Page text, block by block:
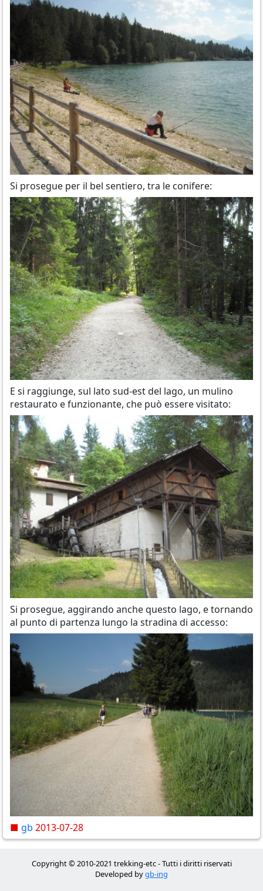
Si prosegue per il bel sentiero, tra le conifere:
E si raggiunge, sul lato sud-est del lago, un mulino
restaurato e funzionante, che può essere visitato:
Si prosegue, aggirando anche questo lago, e tornando
al punto di partenza lungo la stradina di accesso:
■ gb 2013-07-28
Copyright © 2010-2021 trekking-etc - Tutti i diritti riservati
Developed bygb-ing